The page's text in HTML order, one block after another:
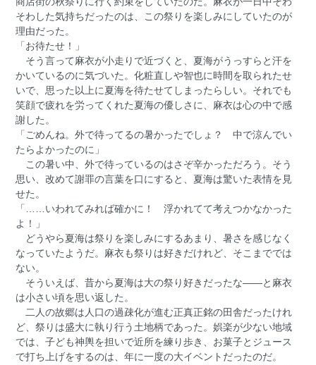
そわした気持ちだったのは、この祭りを楽しみにしていたのが
理由だった。
「お待たせ！」
そう言って麻衣が小走りで近づくと、夏海がうっすらと汗を
かいているのに気づいた。化粧直しや智也に時間を取られたせ
いで、思った以上に夏海を待たせてしまったらしい。それでも
笑顔で疲れを労ってくれた夏海の優しさに、麻衣は心の中で感
謝した。
「ごめんね。外で待ってるの暑かったでしょ？ 中で涼んでい
たらよかったのに」
この暑い中、外で待っているのはさぞ辛かっただろう。そう
思い、改めて謝罪の言葉を口にすると、夏海は驚いた表情を見
せた。
「……いわれてみれば確かに！ 浮かれてて考えつかなかった
よ！」
どうやら夏海は祭りを楽しみにするあまり、暑さを感じなく
なっていたようだ。麻衣も祭りは好きだけれど、そこまででは
ない。
そういえば、昔から夏海は大の祭り好きだったな――と麻衣
は小さい頃を思い返した。
二人の故郷は人口の過疎化が進む正真正銘の田舎だったけれ
ど、祭りは盛大に執り行う土地柄であった。娯楽が少ない地域
では、子ども神輿を担いで近所を練り歩き、お菓子とジュース
で打ち上げをするのは、年に一度の大イベントだったのだ。